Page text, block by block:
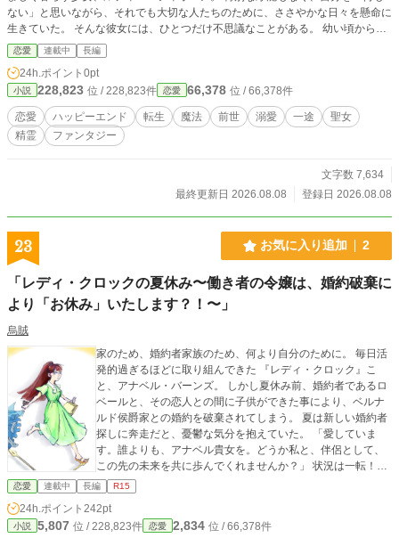
ない」と思いながら、それでも大切な人たちのために、ささやかな日々を懸命に
生きていた。 そんな彼女には、ひとつだけ不思議なことがある。 幼い頃から、
誰にも見えない精霊たちが見えること。 そして彼らが、いつも彼女のそばにい
ること。 穏やかだった日常はやがて、ひとりの男の来訪を境に静かに揺らぎ始
める。 『銀氷侯爵』――アルジェント・フォン・セレナード。 彼との時間を重
ねるうち、ルティエの胸には、名も知らぬ感情が静かに芽吹いていく。 なぜ、
彼の瞳を見ると胸が苦しくなるのか。 なぜ、忘れているはずの何かが心の奥で
呼びかけるのか。 そして――かつて“悪女”として死んだ少女は、本当は何を遺し
たのか。 失われた記憶。 時を越えてなお消えない想い。 精霊たちだけが知る、
みも抱きしめて―― 自らの手で、愛する未来を選び取る物語。 【次回更新】8
恋愛 連載中 長編
24h.ポイント 0pt
小説 228,823 位 / 228,823件 恋愛 66,378 位 / 66,378件
恋愛 ハッピーエンド 転生 魔法 前世 溺愛 一途
聖女
精霊
ファンタジー
文字数 7,634
最終更新日 2026.08.08
登録日 2026.08.08
23 お気に入り追加 2
「レディ・クロックの夏休み〜働き者の令嬢は、婚約破棄に
より「お休み」いたします？！〜」
烏賊
家のため、婚約者家族のため、何より自分のために。 毎日活
発的過ぎるほどに取り組んできた 『レディ・クロック』こ
と、アナベル・バーンズ。 しかし夏休み前、婚約者であるロ
ベールと、その恋人との間に子供ができた事により、ベルナ
ルド侯爵家との婚約を破棄されてしまう。 夏は新しい婚約者
探しに奔走だと、憂鬱な気分を抱えていた。 「愛していま
す。誰よりも、アナベル貴女を。どうか私と、伴侶として、
この先の未来を共に歩んでくれませんか？」 状況は一転！誰
よりも信頼している友人、イーサン・キャンベル侯爵子息か
ら何度熱烈な愛の告白を受け、さらに彼の家族と全力で夏休
みを満喫する事に。 ショッピングにスイーツ巡り、動物園に
アクティビティ、さらには観劇、川遊び！ 休みと恋愛初心者
恋愛 連載中 長編 R15
24h.ポイント 242pt
小説 5,807 位 / 228,823件 恋愛 2,834 位 / 66,378件